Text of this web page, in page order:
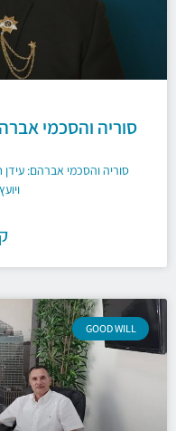
סוריה והסכמי
סוריה והסכמי אברהם:
GOOD WILL